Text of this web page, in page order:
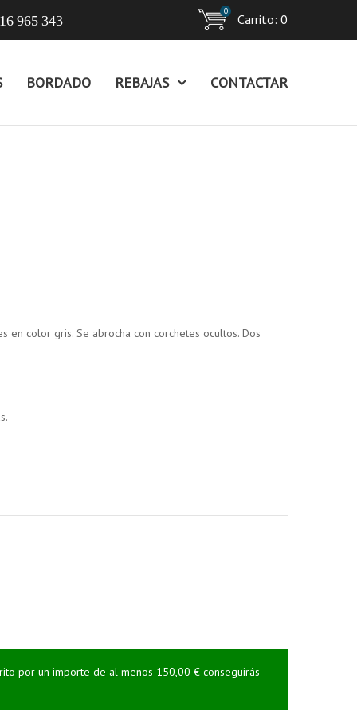
Carrito:
0
0
965 343
BORDADO REBAJAS CONTACTAR
en color gris. Se abrocha con corchetes ocultos. Dos
por un importe de al menos 150,00 € conseguirás